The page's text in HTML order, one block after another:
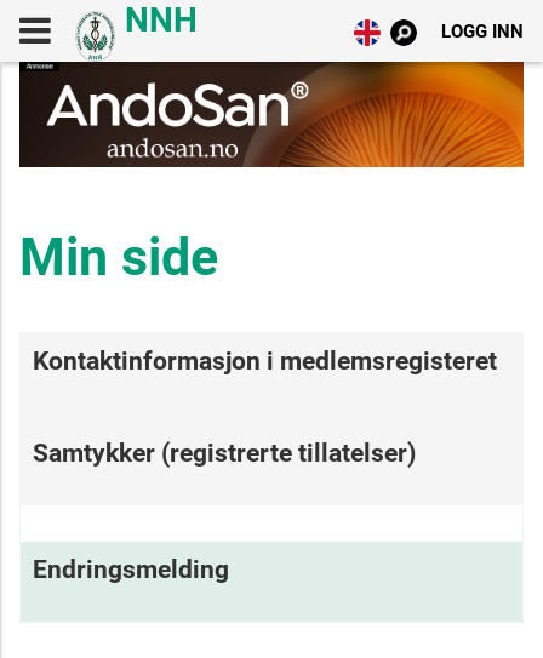
LOGG INN
Min side
Kontaktinformasjon i medlemsregisteret
Samtykker (registrerte tillatelser)
Endringsmelding